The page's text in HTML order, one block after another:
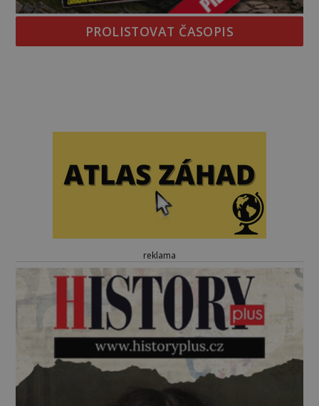
PROLISTOVAT ČASOPIS
reklama